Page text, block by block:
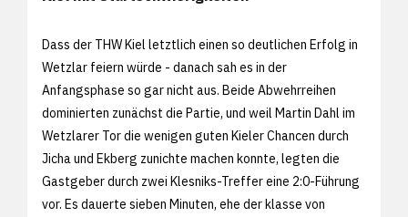
Dass der THW Kiel letztlich einen so deutlichen Erfolg in
Wetzlar feiern würde - danach sah es in der
Anfangsphase so gar nicht aus. Beide Abwehrreihen
dominierten zunächst die Partie, und weil Martin Dahl im
Wetzlarer Tor die wenigen guten Kieler Chancen durch
Jicha und Ekberg zunichte machen konnte, legten die
Gastgeber durch zwei Klesniks-Treffer eine 2:0-Führung
vor. Es dauerte sieben Minuten, ehe der klasse von